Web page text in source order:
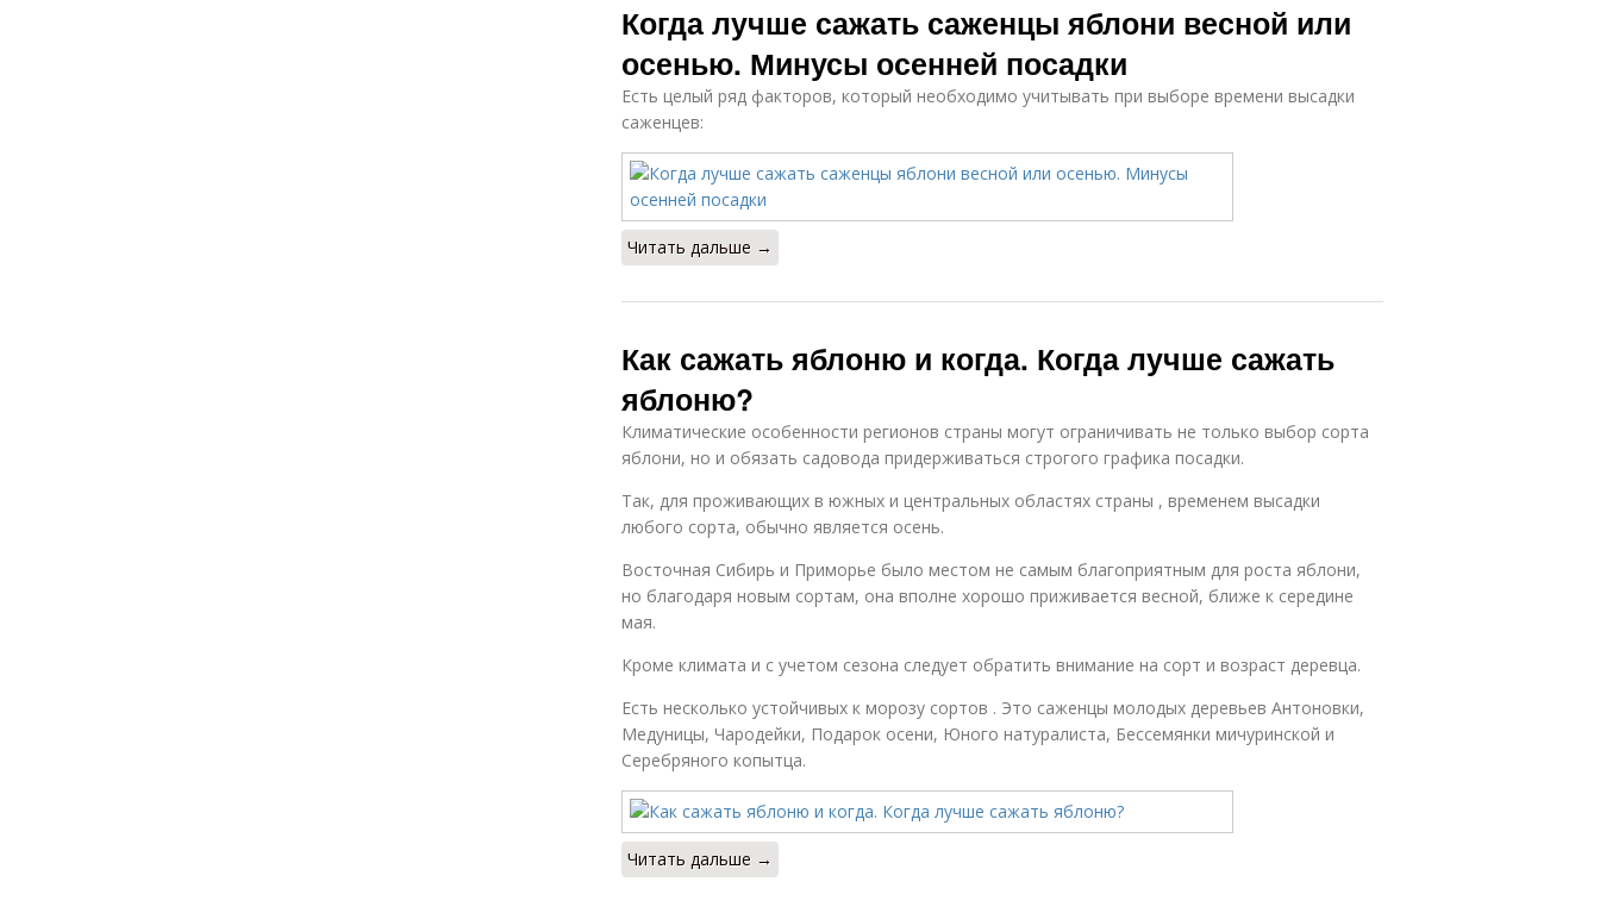
Когда лучше сажать саженцы яблони весной или
осенью. Минусы осенней посадки
Есть целый ряд факторов, который необходимо учитывать при выборе времени высадки
саженцев:
Читать дальше →
Как сажать яблоню и когда. Когда лучше сажать
яблоню?
Климатические особенности регионов страны могут ограничивать не только выбор сорта
яблони, но и обязать садовода придерживаться строгого графика посадки.
Так, для проживающих в южных и центральных областях страны , временем высадки
любого сорта, обычно является осень.
Восточная Сибирь и Приморье было местом не самым благоприятным для роста яблони,
но благодаря новым сортам, она вполне хорошо приживается весной, ближе к середине
мая.
Кроме климата и с учетом сезона следует обратить внимание на сорт и возраст деревца.
Есть несколько устойчивых к морозу сортов . Это саженцы молодых деревьев Антоновки,
Медуницы, Чародейки, Подарок осени, Юного натуралиста, Бессемянки мичуринской и
Серебряного копытца.
Читать дальше →